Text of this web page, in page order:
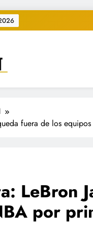
DIA •
fuera de los
LeBron
por